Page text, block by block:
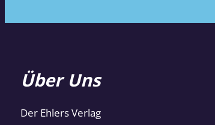
Über Uns
Der Ehlers Verlag